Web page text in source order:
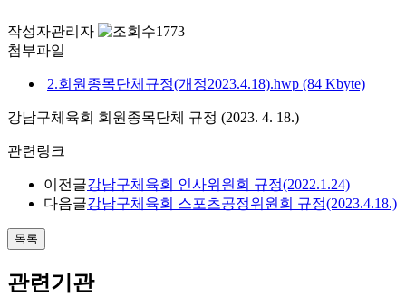
작성자관리자
1773
첨부파일
2.회원종목단체규정(개정2023.4.18).hwp (84 Kbyte)
강남구체육회 회원종목단체 규정 (2023. 4. 18.)
관련링크
이전글강남구체육회 인사위원회 규정(2022.1.24)
다음글강남구체육회 스포츠공정위원회 규정(2023.4.18.)
목록
관련기관